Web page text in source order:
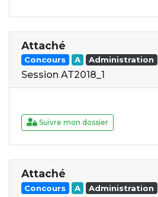
Attaché
Concours A Administration
Session AT2018_1
Suivre mon dossier
Attaché
Concours A Administration